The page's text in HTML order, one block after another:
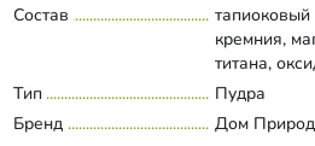
Состав
кремния,
титана,
Тип
Пудра
Бренд
Дом